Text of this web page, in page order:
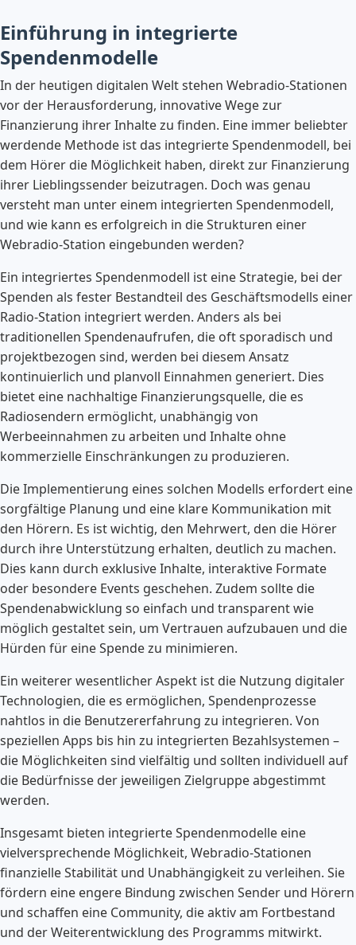
Einführung in integrierte
Spendenmodelle
In der heutigen digitalen Welt stehen Webradio-Stationen
vor der Herausforderung, innovative Wege zur
Finanzierung ihrer Inhalte zu finden. Eine immer beliebter
werdende Methode ist das integrierte Spendenmodell, bei
dem Hörer die Möglichkeit haben, direkt zur Finanzierung
ihrer Lieblingssender beizutragen. Doch was genau
versteht man unter einem integrierten Spendenmodell,
und wie kann es erfolgreich in die Strukturen einer
Webradio-Station eingebunden werden?
Ein integriertes Spendenmodell ist eine Strategie, bei der
Spenden als fester Bestandteil des Geschäftsmodells einer
Radio-Station integriert werden. Anders als bei
traditionellen Spendenaufrufen, die oft sporadisch und
projektbezogen sind, werden bei diesem Ansatz
kontinuierlich und planvoll Einnahmen generiert. Dies
bietet eine nachhaltige Finanzierungsquelle, die es
Radiosendern ermöglicht, unabhängig von
Werbeeinnahmen zu arbeiten und Inhalte ohne
kommerzielle Einschränkungen zu produzieren.
Die Implementierung eines solchen Modells erfordert eine
sorgfältige Planung und eine klare Kommunikation mit
den Hörern. Es ist wichtig, den Mehrwert, den die Hörer
durch ihre Unterstützung erhalten, deutlich zu machen.
Dies kann durch exklusive Inhalte, interaktive Formate
oder besondere Events geschehen. Zudem sollte die
Spendenabwicklung so einfach und transparent wie
möglich gestaltet sein, um Vertrauen aufzubauen und die
Hürden für eine Spende zu minimieren.
Ein weiterer wesentlicher Aspekt ist die Nutzung digitaler
Technologien, die es ermöglichen, Spendenprozesse
nahtlos in die Benutzererfahrung zu integrieren. Von
speziellen Apps bis hin zu integrierten Bezahlsystemen –
die Möglichkeiten sind vielfältig und sollten individuell auf
die Bedürfnisse der jeweiligen Zielgruppe abgestimmt
werden.
Insgesamt bieten integrierte Spendenmodelle eine
vielversprechende Möglichkeit, Webradio-Stationen
finanzielle Stabilität und Unabhängigkeit zu verleihen. Sie
fördern eine engere Bindung zwischen Sender und Hörern
und schaffen eine Community, die aktiv am Fortbestand
und der Weiterentwicklung des Programms mitwirkt.